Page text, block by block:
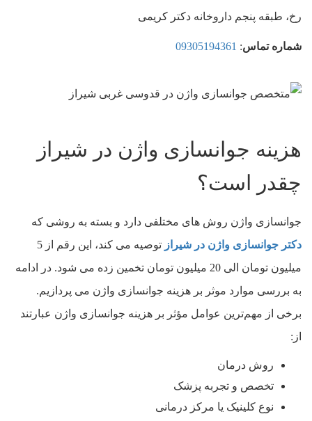
رخ، طبقه پنجم داروخانه دکتر کریمی
شماره تماس:
09305194361
هزینه جوانسازی واژن در شیراز
چقدر است؟
جوانسازی واژن روش های مختلفی دارد و بسته به روشی که
دکتر جوانسازی واژن در شیراز
توصیه می کند، این رقم از 5
میلیون تومان الی 20 میلیون تومان تخمین زده می شود. در ادامه
به بررسی موارد موثر بر هزینه جوانسازی واژن می پردازیم.
برخی از مهم‌ترین عوامل مؤثر بر هزینه جوانسازی واژن عبارتند
از:
روش درمان
تخصص و تجربه پزشک
نوع کلینیک یا مرکز درمانی